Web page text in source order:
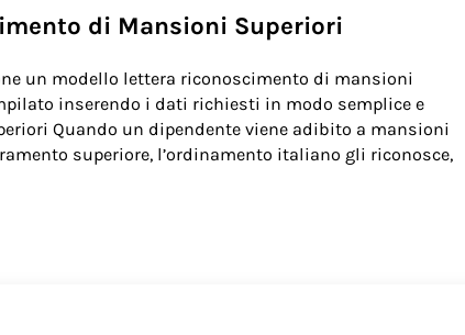
di Mansioni Superiori
un modello lettera riconoscimento di mansioni
inserendo i dati richiesti in modo semplice e
Quando un dipendente viene adibito a mansioni
superiore, l’ordinamento italiano gli riconosce,
Superiori